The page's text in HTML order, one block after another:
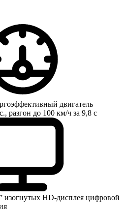
двигатель
разгон до 100 км/ч за 9,8 с
изогнутых HD-дисплея цифровой